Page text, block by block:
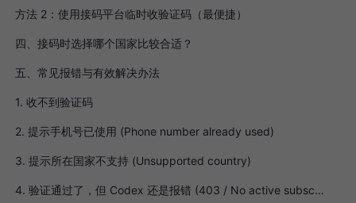
方法 2：使用接码平台临时收验证码（最便捷）
四、接码时选择哪个国家比较合适？
五、常见报错与有效解决办法
1. 收不到验证码
2. 提示手机号已使用 (Phone number already used)
3. 提示所在国家不支持 (Unsupported country)
4. 验证通过了，但 Codex 还是报错 (403 / No active subscription)